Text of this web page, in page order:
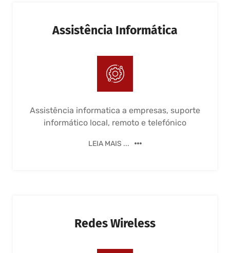
Assistência Informática
Assistência informatica a empresas, suporte
informático local, remoto e telefónico
LEIA MAIS ...
Redes Wireless